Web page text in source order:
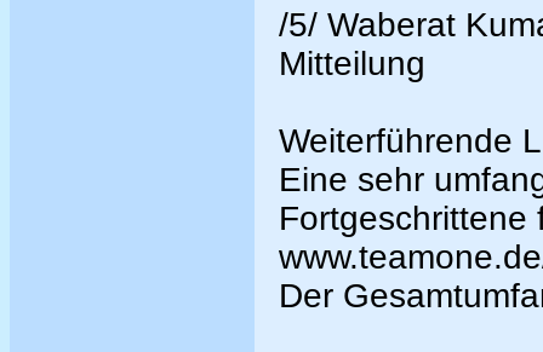
/5/ Waberat
Mitteilung
Weiterführende
Eine sehr
Fortgeschrittene
Der